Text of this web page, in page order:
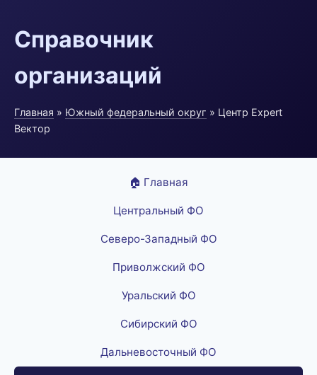
Справочник
организаций
Главная » Южный федеральный округ » Центр Expert
Вектор
🏠 Главная
Центральный ФО
Северо-Западный ФО
Приволжский ФО
Уральский ФО
Сибирский ФО
Дальневосточный ФО